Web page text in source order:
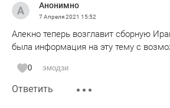
Анонимно
7 Апреля 2021 15:52
Алекно теперь возглавит сборную
была информация на эту тему с
0 эмодзи
Ответить